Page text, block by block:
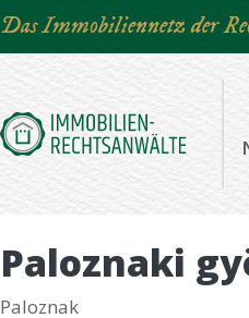
Das Immobiliennetz der
Paloznaki
Paloznak